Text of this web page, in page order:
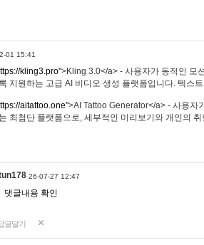
01 15:41
kling3.pro">Kling 3.0</a> - 사용자가 동적인 모
지원하는 고급 AI 비디오 생성 플랫폼입니다. 텍스
aitattoo.one">AI Tattoo Generator</a> - 사용자
최첨단 플랫폼으로, 세부적인 미리보기와 개인의
26-07-27 12:47
댓글내용 확인
글달기